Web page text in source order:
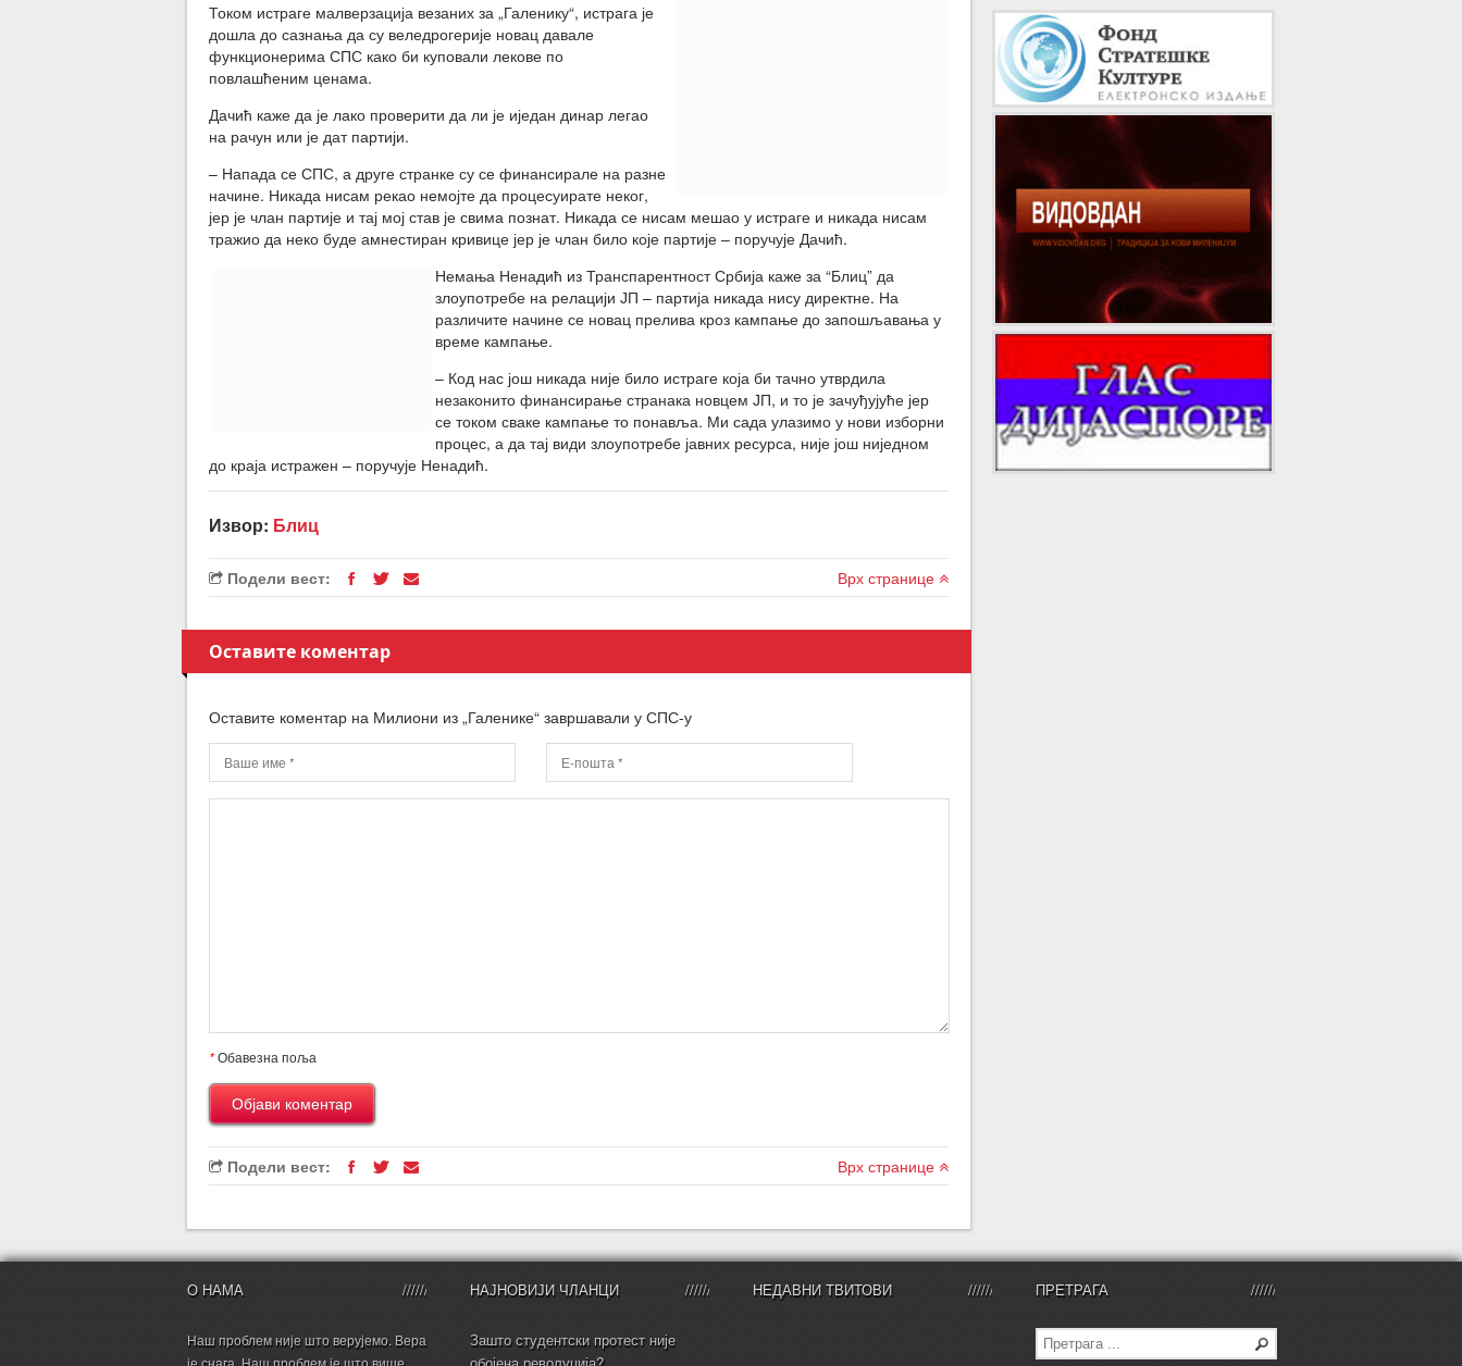
Током истраге малверзација везаних за „Галенику“, истрага је
дошла до сазнања да су веледрогерије новац давале
функционерима СПС како би куповали лекове по
повлашћеним ценама.
Дачић каже да је лако проверити да ли је иједан динар легао
на рачун или је дат партији.
– Напада се СПС, а друге странке су се финансирале на разне
начине. Никада нисам рекао немојте да процесуирате неког,
јер је члан партије и тај мој став је свима познат. Никада се нисам мешао у истраге и никада нисам
тражио да неко буде амнестиран кривице јер је члан било које партије – поручује Дачић.
Немања Ненадић из Транспарентност Србија каже за “Блиц” да
злоупотребе на релацији ЈП – партија никада нису директне. На
различите начине се новац прелива кроз кампање до запошљавања у
време кампање.
– Код нас још никада није било истраге која би тачно утврдила
незаконито финансирање странака новцем ЈП, и то је зачуђујуће јер
се током сваке кампање то понавља. Ми сада улазимо у нови изборни
процес, а да тај види злоупотребе јавних ресурса, није још ниједном
до краја истражен – поручује Ненадић.
Извор: Блиц
Подели вест: Врх странице
Оставите коментар
Оставите коментар на Милиони из „Галенике“ завршавали у СПС-у
*Обавезна поља
Подели вест: Врх странице
О НАМА
Наш проблем није што верујемо. Вера
је снага. Наш проблем је што више
НАЈНОВИЈИ ЧЛАНЦИ
Зашто студентски протест није
НЕДАВНИ ТВИТОВИ ПРЕТРАГА